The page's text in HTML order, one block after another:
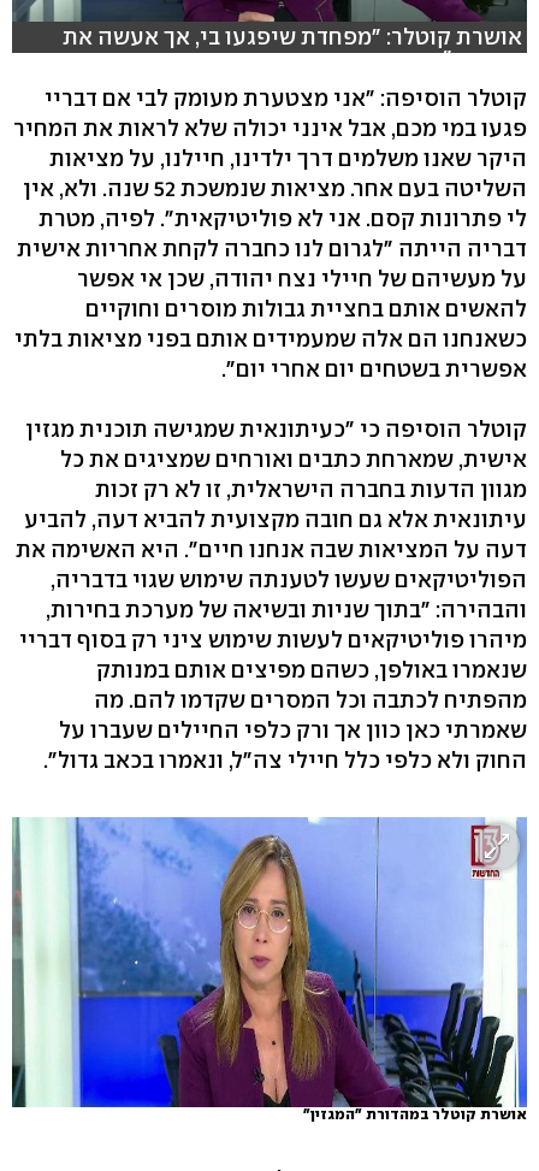
אושרת קוטלר: "מפחדת שיפגעו בי, אך אעשה את
עבודתי"
קוטלר הוסיפה: "אני מצטערת מעומק לבי אם דבריי
פגעו במי מכם, אבל אינני יכולה שלא לראות את המחיר
היקר שאנו משלמים דרך ילדינו, חיילנו, על מציאות
השליטה בעם אחר. מציאות שנמשכת 52 שנה. ולא, אין
לי פתרונות קסם. אני לא פוליטיקאית". לפיה, מטרת
דבריה הייתה "לגרום לנו כחברה לקחת אחריות אישית
על מעשיהם של חיילי נצח יהודה, שכן אי אפשר
להאשים אותם בחציית גבולות מוסרים וחוקיים
כשאנחנו הם אלה שמעמידים אותם בפני מציאות בלתי
אפשרית בשטחים יום אחרי יום".
קוטלר הוסיפה כי "כעיתונאית שמגישה תוכנית מגזין
אישית, שמארחת כתבים ואורחים שמציגים את כל
מגוון הדעות בחברה הישראלית, זו לא רק זכות
עיתונאית אלא גם חובה מקצועית להביא דעה, להביע
דעה על המציאות שבה אנחנו חיים". היא האשימה את
הפוליטיקאים שעשו לטענתה שימוש שגוי בדבריה,
והבהירה: "בתוך שניות ובשיאה של מערכת בחירות,
מיהרו פוליטיקאים לעשות שימוש ציני רק בסוף דבריי
שנאמרו באולפן, כשהם מפיצים אותם במנותק
מהפתיח לכתבה וכל המסרים שקדמו להם. מה
שאמרתי כאן כוון אך ורק כלפי החיילים שעברו על
החוק ולא כלפי כלל חיילי צה"ל, ונאמרו בכאב גדול".
אושרת קוטלר במהדורת "המגזין"